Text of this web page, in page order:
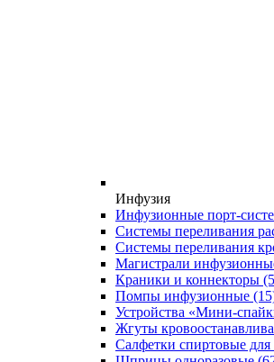
Инфузия
Инфузионные порт-
Системы переливания
Системы переливания
Магистрали
Краники и коннекторы
Помпы инфузионные
Устройства «Мини-
Жгуты
Салфетки спиртовые